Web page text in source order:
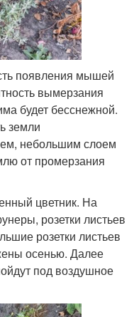
появления мышей
вымерзания
будет бесснежной.
земли
небольшим слоем
от промерзания
цветник. На
розетки листьев
розетки листьев
осенью. Далее
под воздушное